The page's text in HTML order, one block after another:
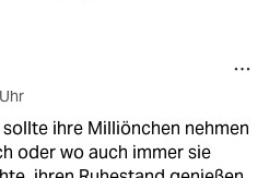
sollte ihre Milliönchen nehmen
oder wo auch immer sie